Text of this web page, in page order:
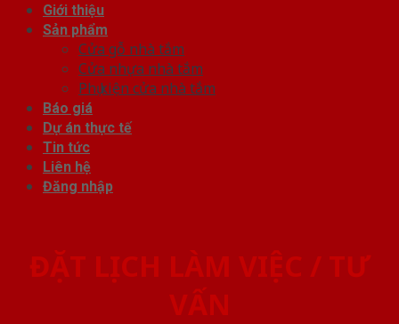
Giới thiệu
Sản phẩm
Cửa gỗ nhà tắm
Cửa nhựa nhà tắm
Phụ kiện cửa nhà tắm
Báo giá
Dự án thực tế
Tin tức
Liên hệ
Đăng nhập
ĐẶT LỊCH LÀM VIỆC / TƯ
VẤN